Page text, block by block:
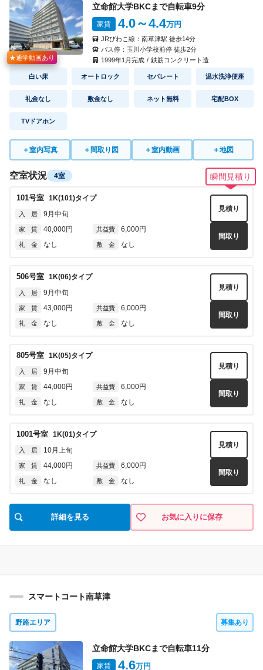
★通学動画あり
立命館大学BKCまで自転車9分
家賃 4.0～4.4万円
JRびわこ線： 南草津駅 徒歩14分
バス停： 玉川小学校前停徒歩2分
1999年1 月完成 / 鉄筋コンクリート造
白い床 オートロック セパレート 温水洗浄便座
礼金なし 敷金なし ネット無料 宅配BOX
TVドアホン
＋室内写真 ＋ 間取り図 ＋室内動画 ＋地図
空室状況 4室 瞬間見積り
101号室 1K(101)タイプ
入 居 9月中旬
家 賃 40,000円 共益費 6,000円
礼 金 なし 敷 金 なし
見積り
間取り
506号室 1K(06)タイプ
入 居 9月中旬
家 賃 43,000円 共益費 6,000円
礼 金 なし 敷 金 なし
見積り
間取り
805号室 1K(05)タイプ
入 居 9月中旬
家 賃 44,000円 共益費 6,000円
礼 金 なし 敷 金 なし
見積り
間取り
1001号室 1K(01)タイプ
入 居 10月上旬
家 賃 44,000円 共益費 6,000円
礼 金 なし 敷 金 なし
見積り
間取り
詳細を見る お気に入りに保存
スマートコート南草津
野路エリア 募集あり
立命館大学BKCまで自転車11分
家賃 4.6万円